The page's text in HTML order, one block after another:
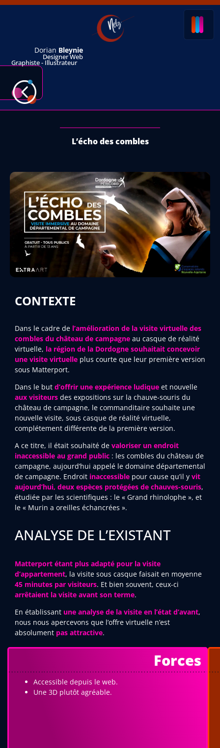
Dorian Bleynie
Designer Web
Graphiste - Illustrateur
L’écho des combles
CONTEXTE
Dans le cadre de l’amélioration de la visite virtuelle des
combles du château de campagne au casque de réalité
virtuelle, la région de la Dordogne souhaitait concevoir
une visite virtuelle plus courte que leur première version
sous Matterport.
Dans le but d’offrir une expérience ludique et nouvelle
aux visiteurs des expositions sur la chauve-souris du
château de campagne, le commanditaire souhaite une
nouvelle visite, sous casque de réalité virtuelle,
complétement différente de la première version.
A ce titre, il était souhaité de valoriser un endroit
inaccessible au grand public : les combles du château de
campagne, aujourd’hui appelé le domaine départemental
de campagne. Endroit inaccessible pour cause qu’il y vit
aujourd’hui, deux espèces protégées de chauves-souris,
étudiée par les scientifiques : le « Grand rhinolophe », et
le « Murin a oreilles échancrées ».
ANALYSE DE L’EXISTANT
Matterport étant plus adapté pour la visite
d’appartement, la visite sous casque faisait en moyenne
45 minutes par visiteurs. Et bien souvent, ceux-ci
arrêtaient la visite avant son terme.
En établissant une analyse de la visite en l’état d’avant,
nous nous apercevons que l’offre virtuelle n’est
absolument pas attractive.
Forces
Accessible depuis le web.
Une 3D plutôt agréable.